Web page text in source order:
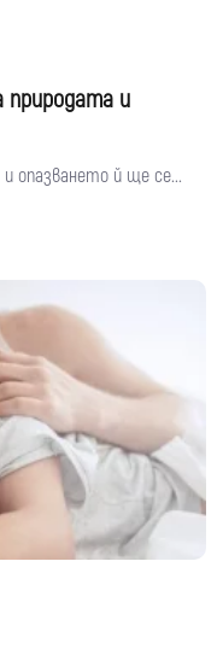
природата и
опазването й ще се...